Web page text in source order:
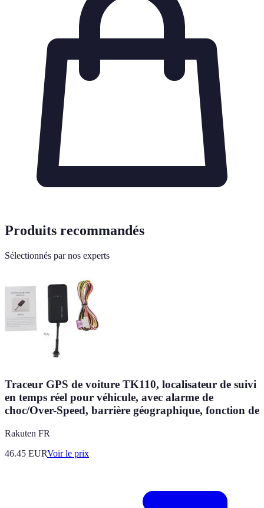
Produits recommandés
Sélectionnés par nos experts
Traceur GPS de voiture TK110, localisateur de suivi
en temps réel pour véhicule, avec alarme de
choc/Over-Speed, barrière géographique, fonction de
Rakuten FR
46.45 EURVoir le prix